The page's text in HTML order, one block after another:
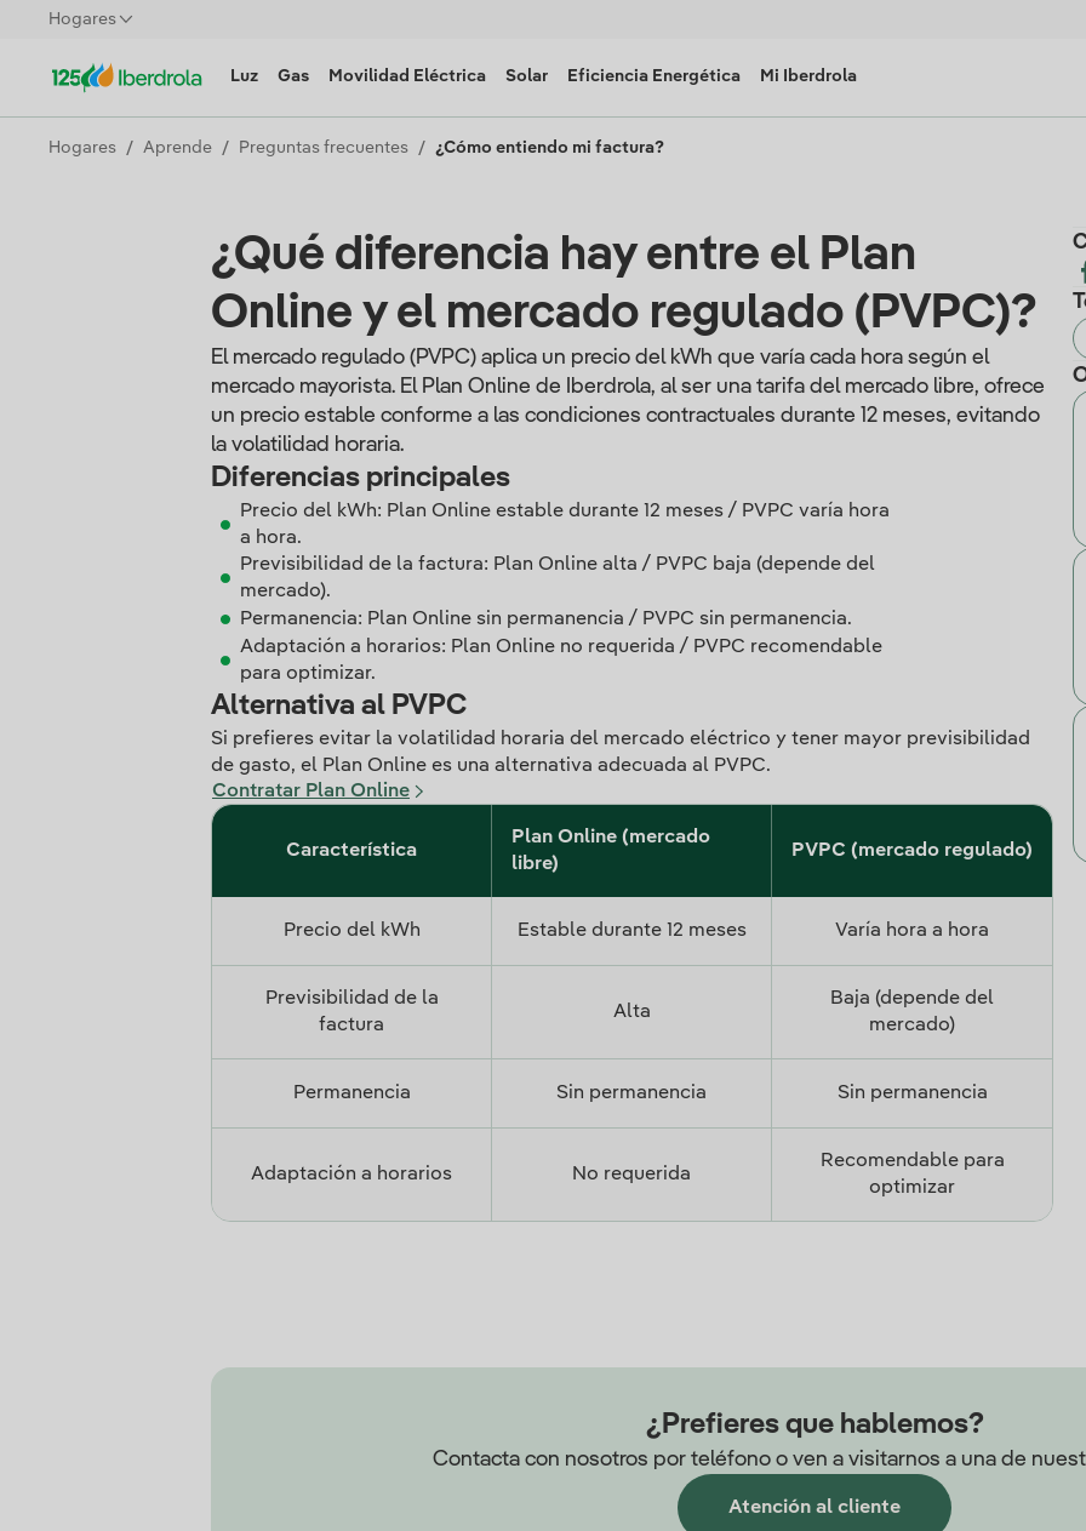
Hogares
Luz Gas Movilidad Eléctrica Solar Eficiencia Energética Mi Iberdrola
Hogares Aprende Preguntas frecuentes ¿Cómo entiendo mi factura?
¿Qué diferencia hay entre el Plan
Online y el mercado regulado (PVPC)?
El mercado regulado (PVPC) aplica un precio del kWh que varía cada hora según el
mercado mayorista. El Plan Online de Iberdrola, al ser una tarifa del mercado libre, ofrece
un precio estable conforme a las condiciones contractuales durante 12 meses, evitando
la volatilidad horaria.
Diferencias principales
Precio del kWh: Plan Online estable durante 12 meses / PVPC varía hora
a hora.
Previsibilidad de la factura: Plan Online alta / PVPC baja (depende del
mercado).
Permanencia: Plan Online sin permanencia / PVPC sin permanencia.
Adaptación a horarios: Plan Online no requerida / PVPC recomendable
para optimizar.
Alternativa al PVPC
Si prefieres evitar la volatilidad horaria del mercado eléctrico y tener mayor previsibilidad
de gasto, el Plan Online es una alternativa adecuada al PVPC.
Contratar Plan Online
Característica
Plan Online (mercado
libre)
PVPC (mercado regulado)
Precio del kWh Estable durante 12 meses Varía hora a hora
Previsibilidad de la
factura
Alta
Baja (depende del
mercado)
Permanencia Sin permanencia Sin permanencia
Adaptación a horarios No requerida
Recomendable para
optimizar
¿Prefieres que hablemos?
Contacta con nosotros por teléfono o ven a visitarnos a una de
Atención al cliente